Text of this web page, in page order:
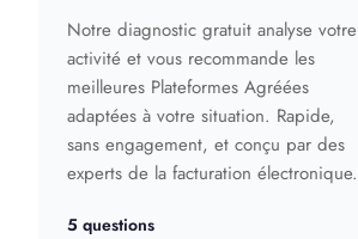
Notre diagnostic gratuit analyse votre
activité et vous recommande les
meilleures Plateformes Agréées
adaptées à votre situation. Rapide,
sans engagement, et conçu par des
experts de la facturation électronique.
5 questions